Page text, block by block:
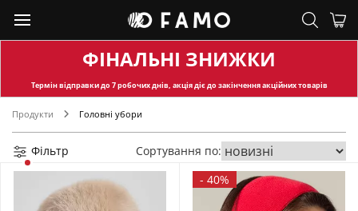
ФІНАЛЬНІ ЗНИЖКИ
Термін відправкидо 7 робочих днів, акція діє до закінчення акційних товарів
Продукти Головні убори
Фільтр Сортування по:
- 40%